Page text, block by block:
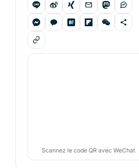
Scannez le code QR avec WeChat